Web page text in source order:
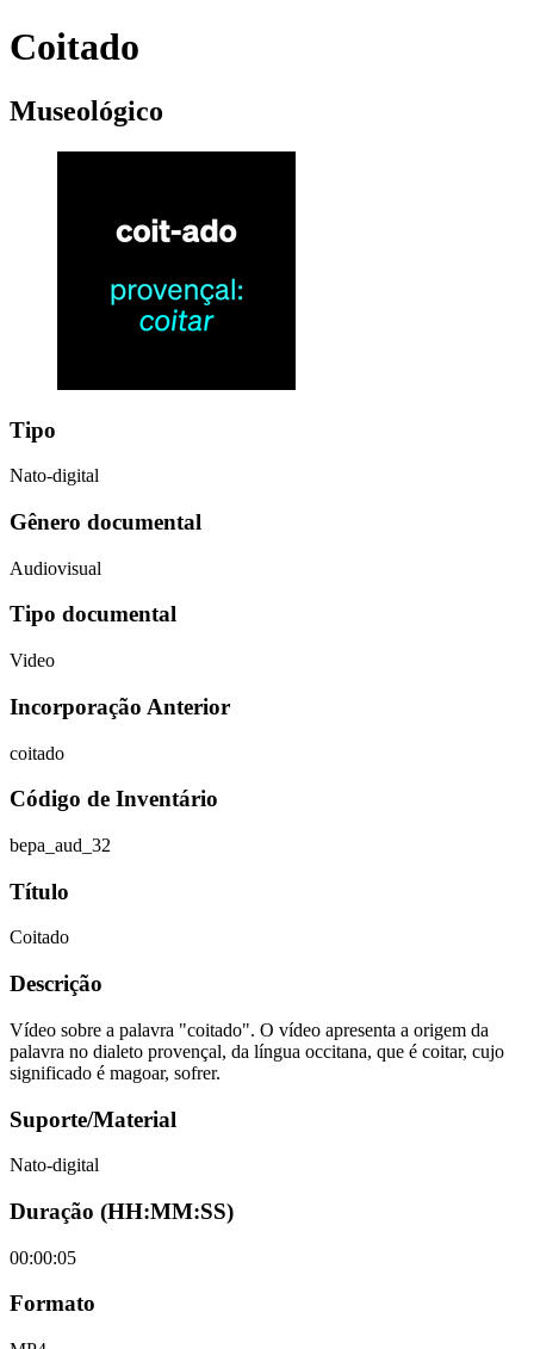
Coitado
Museológico
Tipo
Nato-digital
Gênero documental
Audiovisual
Tipo documental
Video
Incorporação Anterior
coitado
Código de Inventário
bepa_aud_32
Título
Coitado
Descrição
Vídeo sobre a palavra "coitado". O vídeo apresenta a origem da
palavra no dialeto provençal, da língua occitana, que é coitar, cujo
significado é magoar, sofrer.
Suporte/Material
Nato-digital
Duração (HH:MM:SS)
00:00:05
Formato